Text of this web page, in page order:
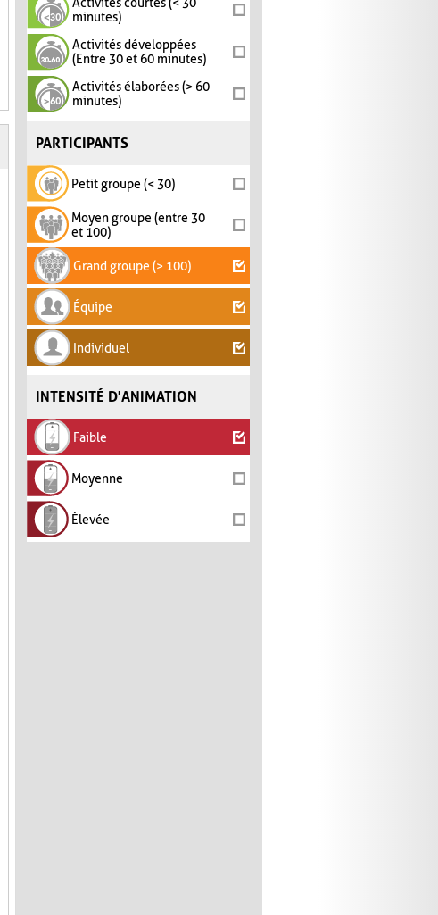
Activités courtes (< 30
minutes)
Activités développées
(Entre 30 et 60 minutes)
Activités élaborées (> 60
minutes)
PARTICIPANTS
Petit groupe (< 30)
Moyen groupe (entre 30
et 100)
Grand groupe (> 100)
Équipe
Individuel
INTENSITÉ D'ANIMATION
Faible
Moyenne
Élevée